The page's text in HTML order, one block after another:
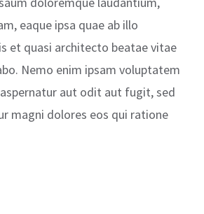
eaque ipsa quae ab illo
et quasi architecto beatae vitae
Nemo enim ipsam voluptatem
aut odit aut fugit, sed
magni dolores eos qui ratione